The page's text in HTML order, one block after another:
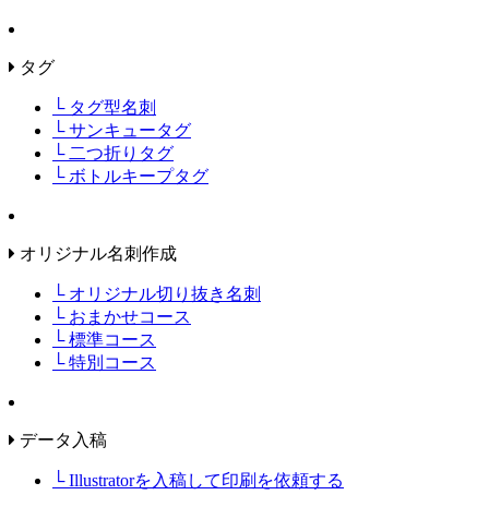
タグ
└ タグ型名刺
└ サンキュータグ
└ 二つ折りタグ
└ ボトルキープタグ
オリジナル名刺作成
└ オリジナル切り抜き名刺
└ おまかせコース
└ 標準コース
└ 特別コース
データ入稿
└ Illustratorを入稿して印刷を依頼する